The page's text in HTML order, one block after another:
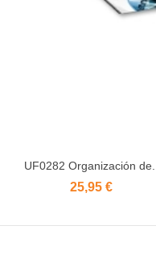
UF0282 Organización de...
25,95 €